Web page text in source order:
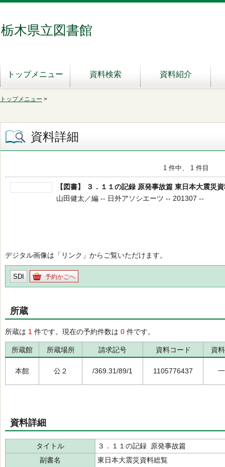
栃木県立図書館
トップメニュー 資料検索 資料紹介
トップメニュー >
資料詳細
1 件中、 1 件目
【図書】 ３．１１の記録 原発事故篇 東日本大震災
山田健太／編 -- 日外アソシエーツ -- 201307 --
デジタル画像は「リンク」からご覧いただけます。
SDI 予約かごへ
所蔵
所蔵は 1 件です。現在の予約件数は 0 件です。
所蔵館 所蔵場所 請求記号 資料コード 資
本館 公２ /369.31/89/1 1105776437
資料詳細
タイトル
３．１１の記録 原発事故篇
副書名
東日本大震災資料総覧